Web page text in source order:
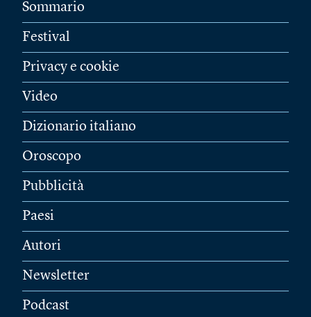
Sommario
Festival
Privacy e cookie
Video
Dizionario italiano
Oroscopo
Pubblicità
Paesi
Autori
Newsletter
Podcast